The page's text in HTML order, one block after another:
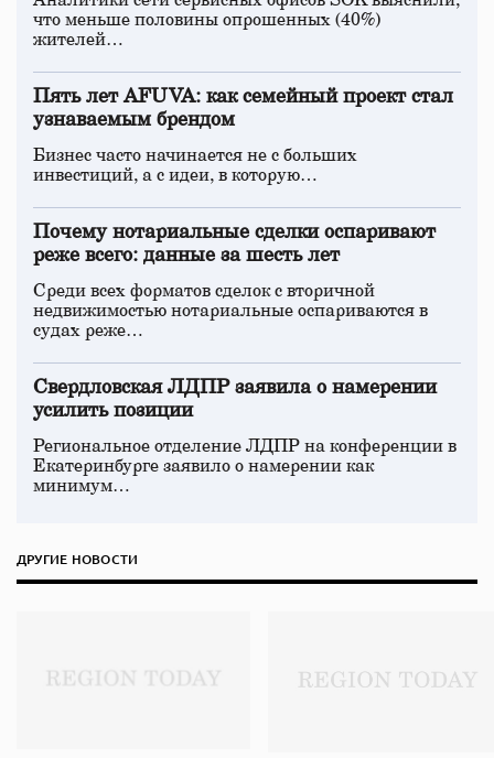
что меньше половины опрошенных (40%)
жителей…
Пять лет AFUVA: как семейный проект стал
узнаваемым брендом
Бизнес часто начинается не с больших
инвестиций, а с идеи, в которую…
Почему нотариальные сделки оспаривают
реже всего: данные за шесть лет
Среди всех форматов сделок с вторичной
недвижимостью нотариальные оспариваются в
судах реже…
Свердловская ЛДПР заявила о намерении
усилить позиции
Региональное отделение ЛДПР на конференции в
Екатеринбурге заявило о намерении как
минимум…
ДРУГИЕ НОВОСТИ